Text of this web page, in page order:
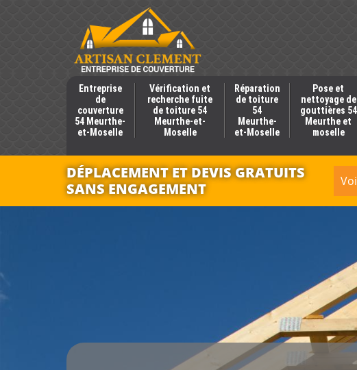
Entreprise
de
couverture
54 Meurthe-
et-Moselle
Vérification et
recherche fuite
de toiture 54
Meurthe-et-
Moselle
Réparation
de toiture
54
Meurthe-
et-Moselle
Pose et
nettoyage de
gouttières 54
Meurthe et
moselle
DÉPLACEMENT ET DEVIS GRATUITS
SANS ENGAGEMENT